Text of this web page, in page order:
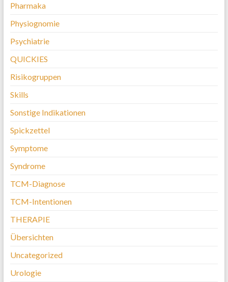
Pharmaka
Physiognomie
Psychiatrie
QUICKIES
Risikogruppen
Skills
Sonstige Indikationen
Spickzettel
Symptome
Syndrome
TCM-Diagnose
TCM-Intentionen
THERAPIE
Übersichten
Uncategorized
Urologie